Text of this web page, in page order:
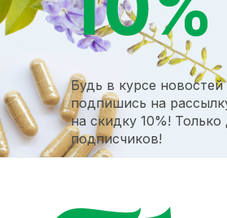
Будь в курсе
подпишись на
на скидку 10%!
подписчиков!